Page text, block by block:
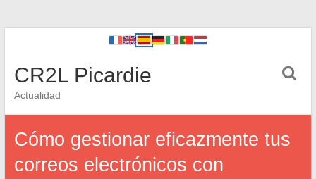
CR2L Picardie
Actualidad
Cómo gestionar eficazmente tus
correos electrónicos con